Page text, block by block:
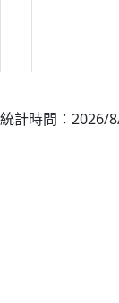
統計時間：2026/